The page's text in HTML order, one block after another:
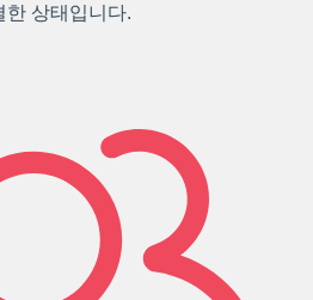
한 상태입니다.